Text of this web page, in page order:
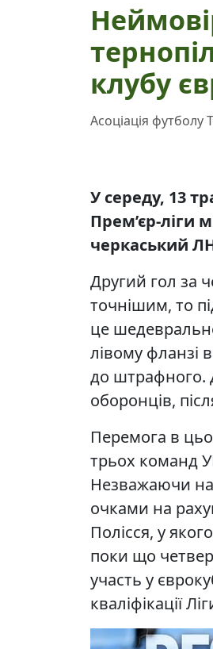
клубу
Асоціація
У середу, 13
Прем’єр-ліги
черкаський
Другий гол за
точнішим, то
це
лівому фланзі
до штрафного.
оборонців,
Перемога в
трьох команд
Незважаючи
очками на
Полісся, у
поки що
участь у
кваліфікації